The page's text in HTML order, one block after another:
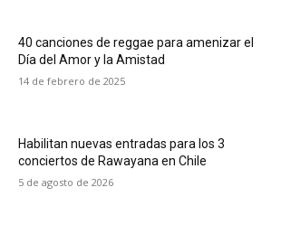
40 canciones de reggae para amenizar el
Día del Amor y la Amistad
14 de febrero de 2025
Habilitan nuevas entradas para los 3
conciertos de Rawayana en Chile
5 de agosto de 2026